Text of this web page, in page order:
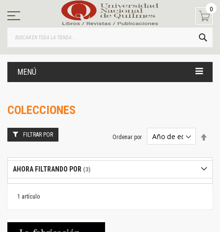
contenido
0
MENÚ
COLECCIONES
1 artículo
Ordenar por
FILTRAR POR
AHORA FILTRANDO POR